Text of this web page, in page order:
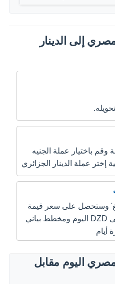
إلى الدينار
وقم باختيار عملة الجنيه
إختر عملة الدينار الجزائري
وستحصل على سعر قيمة
المبلغ وسعر تحويل EGP إلى DZD اليوم ومخطط بياني
أيام
اليوم مقابل